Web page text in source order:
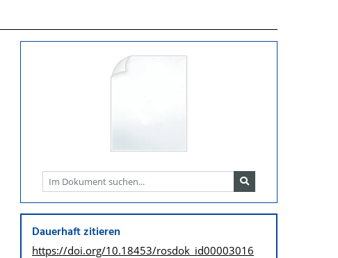
Dauerhaft zitieren
https://doi.org/10.18453/rosdok_id00003016